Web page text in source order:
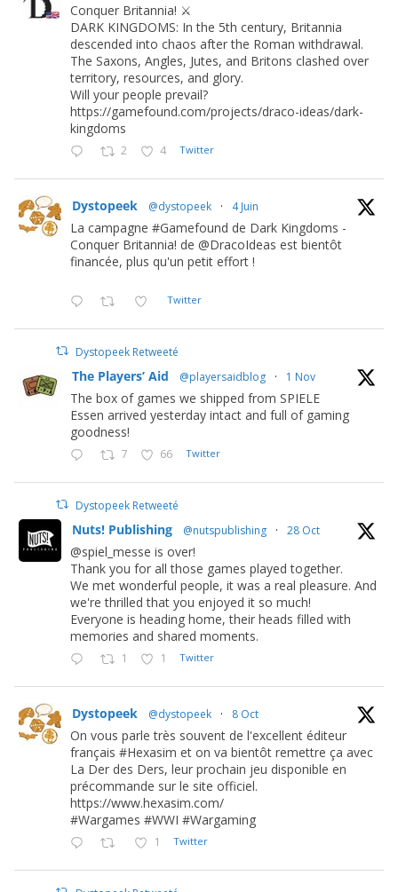
Conquer Britannia! ⚔️
DARK KINGDOMS: In the 5th century, Britannia
descended into chaos after the Roman withdrawal.
The Saxons, Angles, Jutes, and Britons clashed over
territory, resources, and glory.
Will your people prevail?
https://gamefound.com/projects/draco-ideas/dark-
kingdoms
2 4 Twitter
Dystopeek @dystopeek · 4 Juin
La campagne #Gamefound de Dark Kingdoms -
Conquer Britannia! de @DracoIdeas est bientôt
financée, plus qu'un petit effort !
Twitter
Dystopeek Retweeté
The Players’ Aid @playersaidblog · 1 Nov
The box of games we shipped from SPIELE
Essen arrived yesterday intact and full of gaming
goodness!
7 66 Twitter
Dystopeek Retweeté
Nuts! Publishing @nutspublishing · 28 Oct
@spiel_messe is over!
Thank you for all those games played together.
We met wonderful people, it was a real pleasure. And
we're thrilled that you enjoyed it so much!
Everyone is heading home, their heads filled with
memories and shared moments.
1 1 Twitter
Dystopeek @dystopeek · 8 Oct
On vous parle très souvent de l'excellent éditeur
français #Hexasim et on va bientôt remettre ça avec
La Der des Ders, leur prochain jeu disponible en
précommande sur le site officiel.
https://www.hexasim.com/
#Wargames #WWI #Wargaming
1 Twitter